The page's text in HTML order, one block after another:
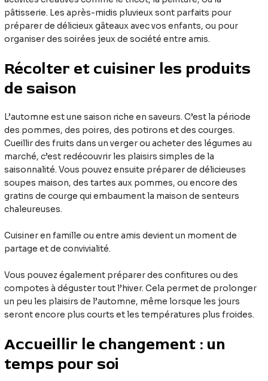
pâtisserie. Les après-midis pluvieux sont parfaits pour
préparer de délicieux gâteaux avec vos enfants, ou pour
organiser des soirées jeux de société entre amis.
Récolter et cuisiner les produits
de saison
L’automne est une saison riche en saveurs. C’est la période
des pommes, des poires, des potirons et des courges.
Cueillir des fruits dans un verger ou acheter des légumes au
marché, c’est redécouvrir les plaisirs simples de la
saisonnalité. Vous pouvez ensuite préparer de délicieuses
soupes maison, des tartes aux pommes, ou encore des
gratins de courge qui embaument la maison de senteurs
chaleureuses.
Cuisiner en famille ou entre amis devient un moment de
partage et de convivialité.
Vous pouvez également préparer des confitures ou des
compotes à déguster tout l’hiver. Cela permet de prolonger
un peu les plaisirs de l’automne, même lorsque les jours
seront encore plus courts et les températures plus froides.
Accueillir le changement : un
temps pour soi